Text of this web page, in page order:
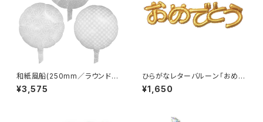
和紙風船(250mm／ラウンド)(1
0枚)
¥3,575
ひらがなレターバルーン｢おめで
とう｣
¥1,650